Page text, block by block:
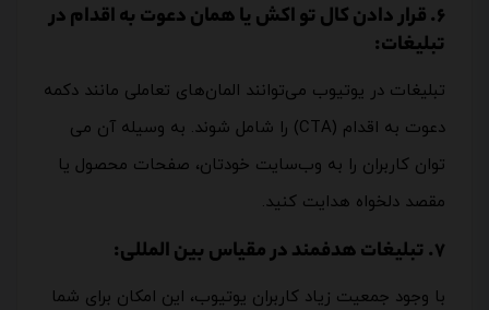
6. قرار دادن کال تو اکش یا همان دعوت به اقدام در
تبلیغات:
تبلیغات در یوتیوب می‌توانند المان‌های تعاملی مانند دکمه
دعوت به اقدام (CTA) را شامل شوند. به وسیله آن می
توان کاربران را به وب‌سایت‌ خودتان، صفحات محصول یا
مقصد‌ دلخواه هدایت کنید.
7. تبلیغات هدفمند در مقیاس بین المللی:
با وجود جمعیت زیاد کاربران یوتیوب، این امکان برای شما